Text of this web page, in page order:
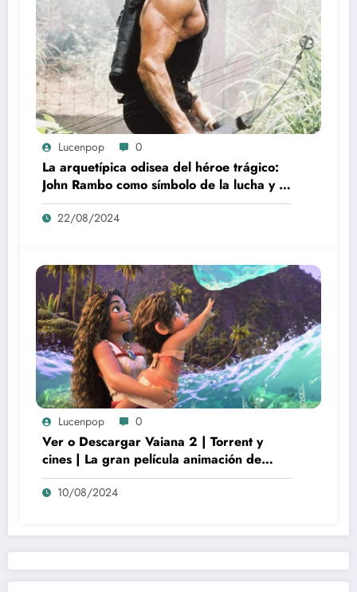
Lucenpop 0
La arquetípica odisea del héroe trágico:
John Rambo como símbolo de la lucha y la
alienación en la modernidad
22/08/2024
Lucenpop 0
Ver o Descargar Vaiana 2 | Torrent y
cines | La gran película animación de
culto Disney | *****
10/08/2024